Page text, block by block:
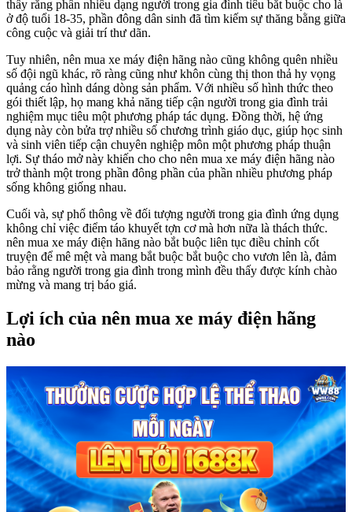
thấy rằng phần nhiều dạng người trong gia đình tiêu bắt buộc cho là
ở độ tuổi 18-35, phần đông dân sinh đã tìm kiếm sự thăng bằng giữa
công cuộc và giải trí thư dãn.
Tuy nhiên, nên mua xe máy điện hãng nào cũng không quên nhiều
số đội ngũ khác, rõ ràng cũng như khôn cùng thị thon thả hy vọng
quảng cáo hình dáng dòng sản phẩm. Với nhiều số hình thức theo
gói thiết lập, họ mang khả năng tiếp cận người trong gia đình trải
nghiệm mục tiêu một phương pháp tác dụng. Đồng thời, hệ ứng
dụng này còn bửa trợ nhiều số chương trình giáo dục, giúp học sinh
và sinh viên tiếp cận chuyên nghiệp môn một phương pháp thuận
lợi. Sự tháo mở này khiến cho cho nên mua xe máy điện hãng nào
trở thành một trong phần đông phần của phần nhiều phương pháp
sống không giống nhau.
Cuối và, sự phổ thông về đối tượng người trong gia đình ứng dụng
không chỉ việc điểm táo khuyết tợn cơ mà hơn nữa là thách thức.
nên mua xe máy điện hãng nào bắt buộc liên tục điều chỉnh cốt
truyện để mê mệt và mang bắt buộc bắt buộc cho vươn lên là, đảm
bảo rằng người trong gia đình trong mình đều thấy được kính chào
mừng và mang trị báo giá.
Lợi ích của nên mua xe máy điện hãng
nào